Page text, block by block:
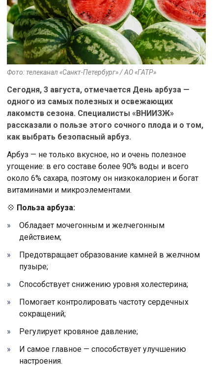
Фото: телеканал «Санкт-Петербург» / АО «ГАТР»
Сегодня, 3 августа, отмечается День арбуза —
одного из самых полезных и освежающих
лакомств сезона. Специалисты «ВНИИЗЖ»
рассказали о пользе этого сочного плода и о том,
как выбрать безопасный арбуз.
Арбуз — не только вкусное, но и очень полезное
угощение: в его составе более 90% воды и всего
около 6% сахара, поэтому он низкокалориен и богат
витаминами и микроэлементами.
💠 Польза арбуза:
Обладает мочегонным и желчегонным
действием;
Предотвращает образование камней в желчном
пузыре;
Способствует снижению уровня холестерина;
Помогает контролировать частоту сердечных
сокращений;
Регулирует кровяное давление;
И самое главное — способствует улучшению
настроения.